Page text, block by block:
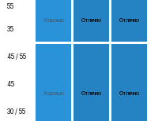
55
Хо­рошо От­лич­но От­лич­но
35
45 / 55
Хо­рошо От­лич­но От­лич­но
45
30 / 55